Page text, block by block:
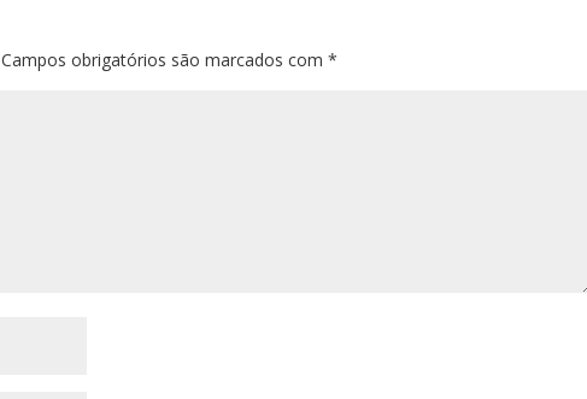
Campos obrigatórios são marcados com*